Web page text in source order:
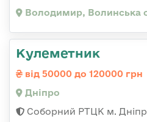
Володимир, Волинська
Кулеметник
від 50000 до 120000 грн
Дніпро
Соборний РТЦК м.